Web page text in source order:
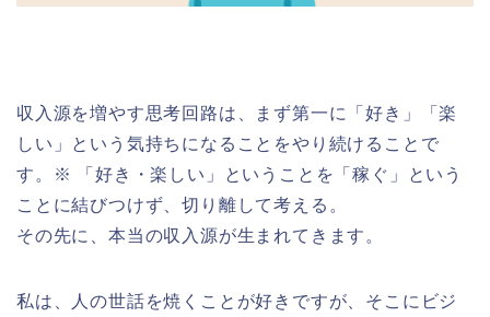
収入源を増やす思考回路は、まず第一に「好き」「楽
しい」という気持ちになることをやり続けることで
す。
※ 「好き・楽しい」ということを「稼ぐ」という
ことに結びつけず、切り離して考える 。
その先に、本当の収入源が生まれてきます。
私は、人の世話を焼くことが好きですが、そこにビジ